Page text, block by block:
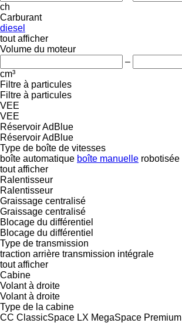
ch
Carburant
diesel
tout afficher
Volume du moteur
–
cm³
Filtre à particules
Filtre à particules
VEE
VEE
Réservoir AdBlue
Réservoir AdBlue
Type de boîte de vitesses
boîte automatique boîte manuelle robotisée
tout afficher
Ralentisseur
Ralentisseur
Graissage centralisé
Graissage centralisé
Blocage du différentiel
Blocage du différentiel
Type de transmission
traction arrière transmission intégrale
tout afficher
Cabine
Volant à droite
Volant à droite
Type de la cabine
CC ClassicSpace LX MegaSpace Premium